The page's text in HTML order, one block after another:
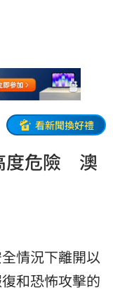
看新聞換好禮
度危險 澳
情況下離開以
和恐怖攻擊的